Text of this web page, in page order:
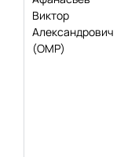
Виктор
Александрович
(ОМР)